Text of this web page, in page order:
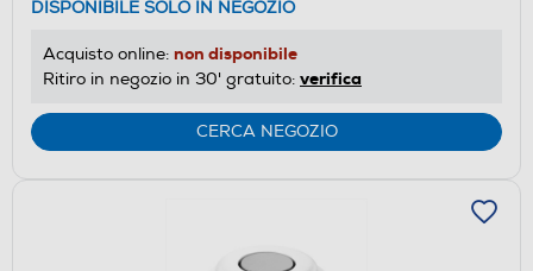
DISPONIBILE SOLO IN NEGOZIO
Acquisto online: non disponibile
Ritiro in negozio in 30' gratuito: verifica
CERCA NEGOZIO